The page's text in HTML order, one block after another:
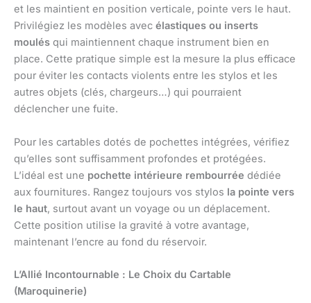
et les maintient en position verticale, pointe vers le haut.
Privilégiez les modèles avec élastiques ou inserts
moulés qui maintiennent chaque instrument bien en
place. Cette pratique simple est la mesure la plus efficace
pour éviter les contacts violents entre les stylos et les
autres objets (clés, chargeurs…) qui pourraient
déclencher une fuite.
Pour les cartables dotés de pochettes intégrées, vérifiez
qu’elles sont suffisamment profondes et protégées.
L’idéal est une pochette intérieure rembourrée dédiée
aux fournitures. Rangez toujours vos stylos la pointe vers
le haut, surtout avant un voyage ou un déplacement.
Cette position utilise la gravité à votre avantage,
maintenant l’encre au fond du réservoir.
L’Allié Incontournable : Le Choix du Cartable
(Maroquinerie)